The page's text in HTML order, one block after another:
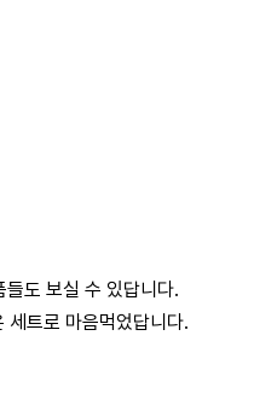
도 보실 수 있답니다.
트로 마음먹었답니다.